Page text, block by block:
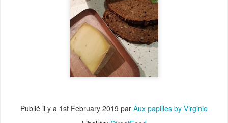
Publié il y a 1st February 2019 par Aux papilles by Virginie